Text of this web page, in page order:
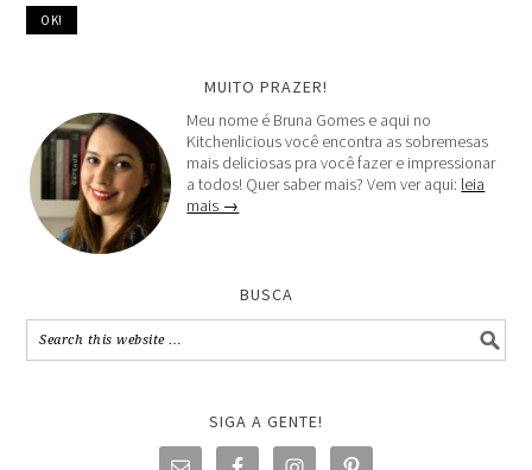
MUITO PRAZER!
Meu nome é Bruna Gomes e aqui no
Kitchenlicious você encontra as sobremesas
mais deliciosas pra você fazer e impressionar
a todos! Quer saber mais? Vem ver aqui: leia
mais →
BUSCA
SIGA A GENTE!